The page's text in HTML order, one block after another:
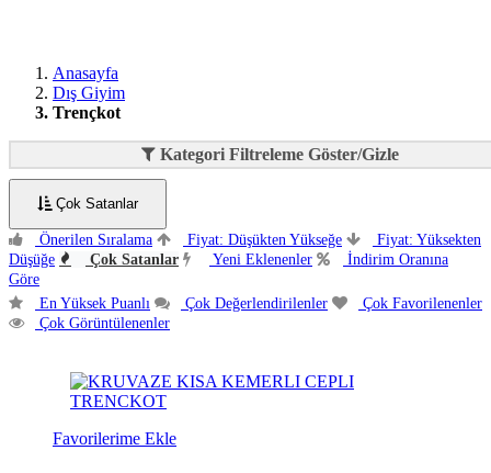
Anasayfa
Dış Giyim
Trençkot
Kategori Filtreleme Göster/Gizle
Çok Satanlar
Önerilen Sıralama Fiyat: Düşükten Yükseğe
Fiyat: Yüksekten
Düşüğe
Çok Satanlar Yeni Eklenenler
İndirim Oranına
Göre
En Yüksek Puanlı
Çok Değerlendirilenler
Çok Favorilenenler
Çok Görüntülenenler
Favorilerime Ekle